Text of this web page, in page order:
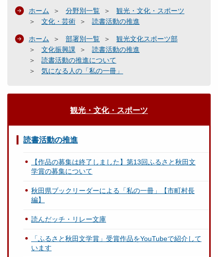
ホーム 分野別一覧
観光・文化・スポーツ
文化・芸術
読書活動の推進
ホーム 部署別一覧
観光文化スポーツ部
文化振興課
読書活動の推進
読書活動の推進について
気になる人の「私の一冊」
観光・文化・スポーツ
読書活動の推進
【作品の募集は終了しました】第13回ふるさと秋田文
学賞の募集について
秋田県ブックリーダーによる「私の一冊」【市町村長
編】
読んだッチ・リレー文庫
「ふるさと秋田文学賞」受賞作品をYouTubeで紹介して
います